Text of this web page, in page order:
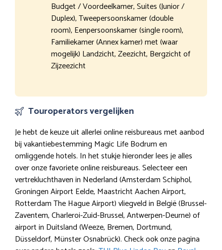
Budget / Voordeelkamer, Suites (Junior /
Duplex), Tweepersoonskamer (double
room), Eenpersoonskamer (single room),
Familiekamer (Annex kamer) met (waar
mogelijk) Landzicht, Zeezicht, Bergzicht of
Zijzeezicht
Touroperators vergelijken
Je hebt de keuze uit allerlei online reisbureaus met aanbod
bij vakantiebestemming Magic Life Bodrum en
omliggende hotels. In het stukje hieronder lees je alles
over onze favoriete online reisbureaus. Selecteer een
vertrekluchthaven in Nederland (Amsterdam Schiphol,
Groningen Airport Eelde, Maastricht Aachen Airport,
Rotterdam The Hague Airport) vliegveld in België (Brussel-
Zaventem, Charleroi-Zuid-Brussel, Antwerpen-Deurne) of
airport in Duitsland (Weeze, Bremen, Dortmund,
Düsseldorf, Münster Osnabrück). Check ook onze pagina